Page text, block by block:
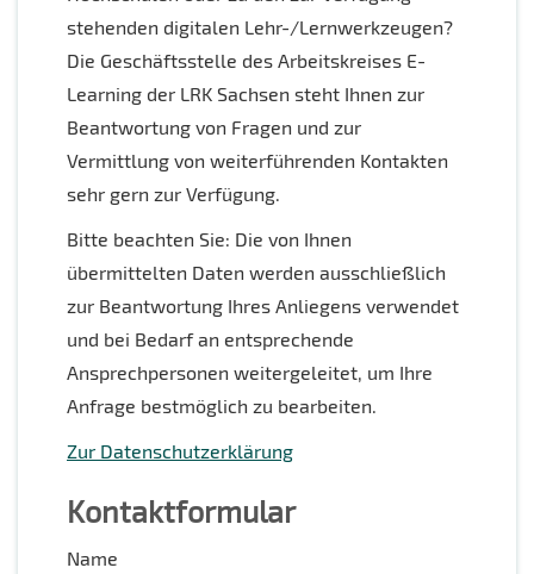
stehenden digitalen Lehr-/Lernwerkzeugen?
Die Geschäftsstelle des Arbeitskreises E-
Learning der LRK Sachsen steht Ihnen zur
Beantwortung von Fragen und zur
Vermittlung von weiterführenden Kontakten
sehr gern zur Verfügung.
Bitte beachten Sie: Die von Ihnen
übermittelten Daten werden ausschließlich
zur Beantwortung Ihres Anliegens verwendet
und bei Bedarf an entsprechende
Ansprechpersonen weitergeleitet, um Ihre
Anfrage bestmöglich zu bearbeiten.
Zur Datenschutzerklärung
Kontaktformular
Name